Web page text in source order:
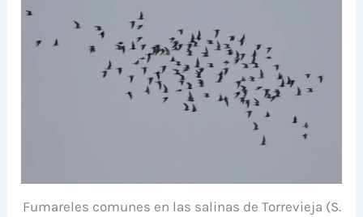
Fumareles comunes en las salinas de Torrevieja (S.